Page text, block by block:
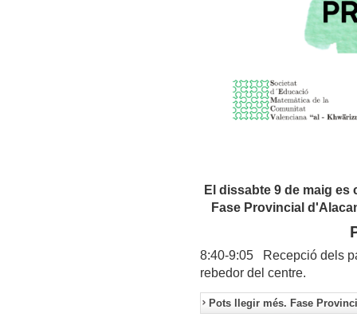
El dissabte 9 de maig es
Fase Provincial
8:40-9:05 Recepció dels
rebedor del centre.
Pots llegir més. Fase